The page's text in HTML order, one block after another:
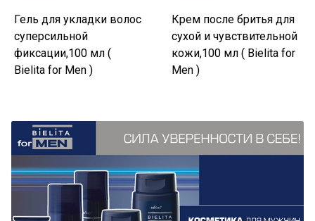
Гель для укладки волос
суперсильной
фиксации,100 мл (
Bielita for Men )
Крем после бритья для
сухой и чувствительной
кожи,100 мл ( Bielita for
Men )